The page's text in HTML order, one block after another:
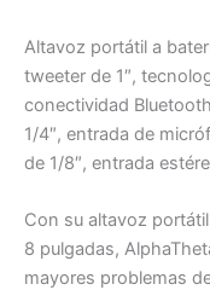
Altavoz portátil a
tweeter de 1″,
conectividad
1/4″, entrada de
de 1/8″, entrada
Con su altavoz
8 pulgadas,
mayores problemas